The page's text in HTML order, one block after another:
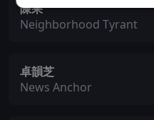
陳果
Neighborhood Tyrant
卓韻芝
News Anchor